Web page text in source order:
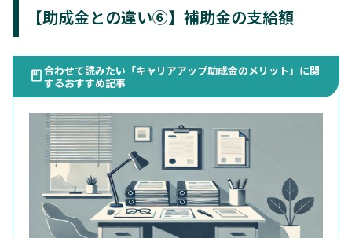
【助成金との違い⑥】補助金の支給額
合わせて読みたい「キャリアアップ助成金のメリット」に関
するおすすめ記事